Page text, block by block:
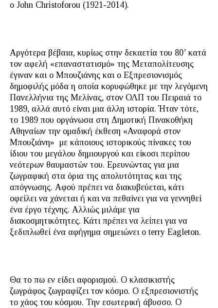
ο John Christoforou (1921-2014).
Αργότερα βέβαια, κυρίως στην δεκαετία του 80’ κατά
τον αφελή «επαναστατισμό» της Μεταπολίτευσης
έγιναν και ο Μπουζιάνης και ο Εξπρεσιονισμός
δημοφιλής μόδα η οποία κορυφώθηκε με την λεγόμενη
Πανελλήνια της Μελίνας, στον ΟΛΠ του Πειραιά το
1989, αλλά αυτό είναι μια άλλη ιστορία. Ήταν τότε,
το 1989 που οργάνωσα στη Δημοτική Πινακοθήκη
Αθηναίων την ομαδική έκθεση «Αναφορά στον
Μπουζιάνη» με κάποιους ιστορικούς πίνακες του
ίδιου του μεγάλου δημιουργού και είκοσι περίπου
νεότερων θαυμαστών του. Ερευνώντας για μια
ζωγραφική στα όρια της απολυτότητας και της
απόγνωσης. Αφού πρέπει να διακυβεύεται, κάτι
οφείλει να χάνεται ή και να πεθαίνει για να γεννηθεί
ένα έργο τέχνης. Αλλιώς μιλάμε για
διακοσμητικότητες. Κάτι πρέπει να λείπει για να
ξεδιπλωθεί ένα αφήγημα σημειώνει ο terry Eagleton.
Θα το πω εν είδει αφορισμού. Ο κλασικιστής
ζωγράφος ζωγραφίζει τον κόσμο. Ο εξπρεσιονιστής
το χάος του κόσμου. Την εσωτερική άβυσσο. Ο